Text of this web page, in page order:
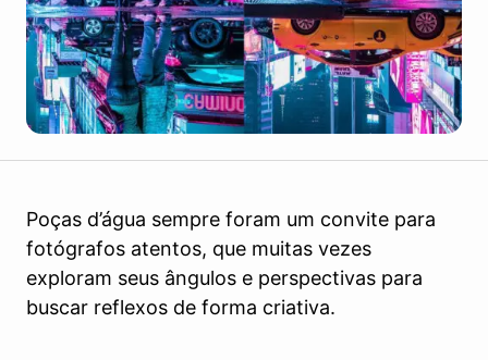
Poças d’água sempre foram um convite para
fotógrafos atentos, que muitas vezes
exploram seus ângulos e perspectivas para
buscar reflexos de forma criativa.